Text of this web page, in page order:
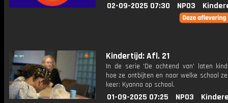
02-09-2025 07:30 NPO3
Kindertijd: Afl. 21
In de serie 'De ochtend van' laten
hoe ze ontbijten en naar welke school
keer: Kyanna op school.
01-09-2025 07:25 NPO3